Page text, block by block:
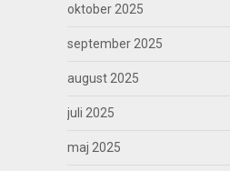
oktober 2025
september 2025
august 2025
juli 2025
maj 2025